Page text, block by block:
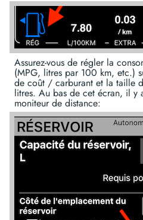
Assurez-vous de régler la
(MPG, litres par 100 km, etc.)
de coût / carburant et la taille
litres. Au bas de cet écran, il y
moniteur de distance: